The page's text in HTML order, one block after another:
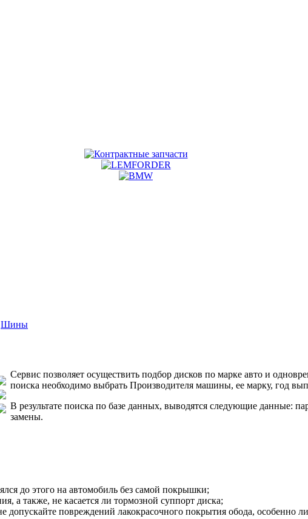
Шины
Сервис позволяет осуществить подбор дисков по марке авто и
поиска необходимо выбрать Производителя машины, ее марку, год
В результате поиска по базе данных, выводятся следующие данные:
замены.
до этого на автомобиль без самой покрышки;
а также, не касается ли тормозной суппорт диска;
повреждений лакокрасочного покрытия обода, особенно